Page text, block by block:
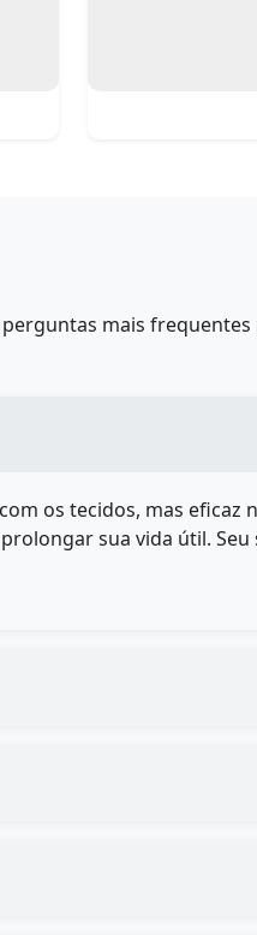
mais
os tecidos, mas eficaz
sua vida útil. Seu